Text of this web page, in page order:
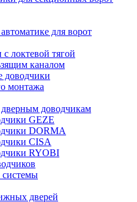
для ворот
локтевой тягой
каналом
доводчики
монтажа
доводчикам
GEZE
DORMA
CISA
RYOBI
системы
дверей